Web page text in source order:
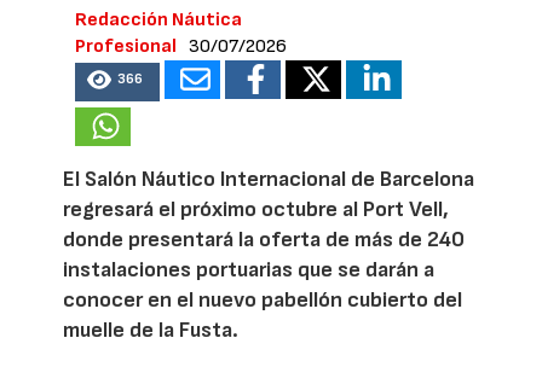
Redacción Náutica
Profesional
30/07/2026
366
El Salón Náutico Internacional de Barcelona
regresará el próximo octubre al Port Vell,
donde presentará la oferta de más de 240
instalaciones portuarias que se darán a
conocer en el nuevo pabellón cubierto del
muelle de la Fusta.